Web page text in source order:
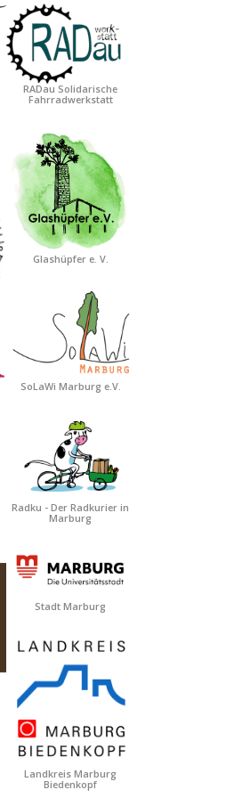
RADau Solidarische
Fahrradwerkstatt
Glashüpfer e. V.
SoLaWi Marburg e.V.
Radku - Der Radkurier in
Marburg
Stadt Marburg
Landkreis Marburg
Biedenkopf